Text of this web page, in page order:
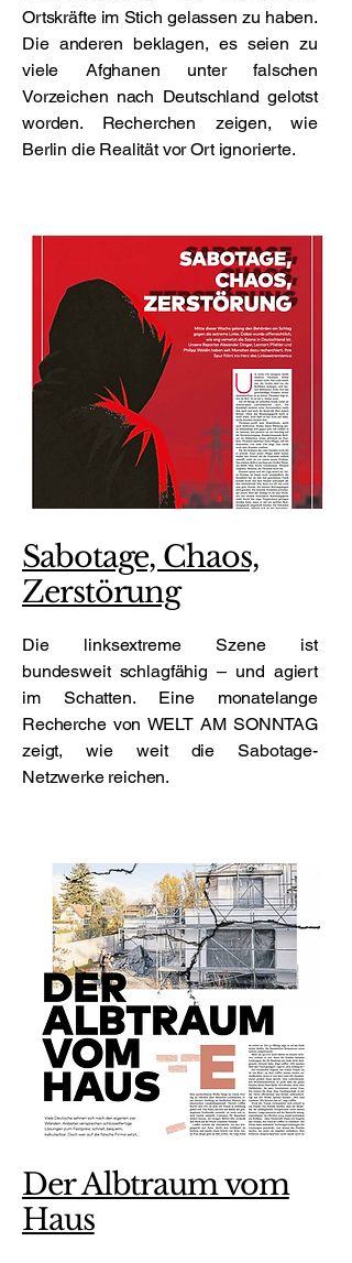
Ortskräfte im Stich gelassen zu haben.
Die anderen beklagen, es seien zu
viele Afghanen unter falschen
Vorzeichen nach Deutschland gelotst
worden. Recherchen zeigen, wie
Berlin die Realität vor Ort ignorierte.
Sabotage, Chaos,
Zerstörung
Die linksextreme Szene ist
bundesweit schlagfähig – und agiert
im Schatten. Eine monatelange
Recherche von WELT AM SONNTAG
zeigt, wie weit die Sabotage-
Netzwerke reichen.
Der Albtraum vom
Haus